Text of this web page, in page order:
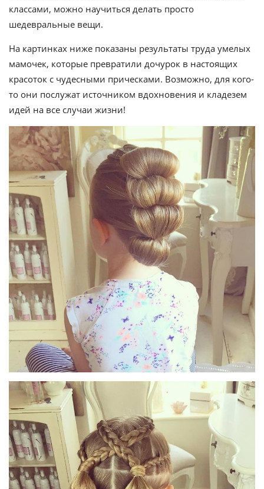
классами, можно научиться делать просто
шедевральные вещи.
На картинках ниже показаны результаты труда умелых
мамочек, которые превратили дочурок в настоящих
красоток с чудесными прическами. Возможно, для кого-
то они послужат источником вдохновения и кладезем
идей на все случаи жизни!